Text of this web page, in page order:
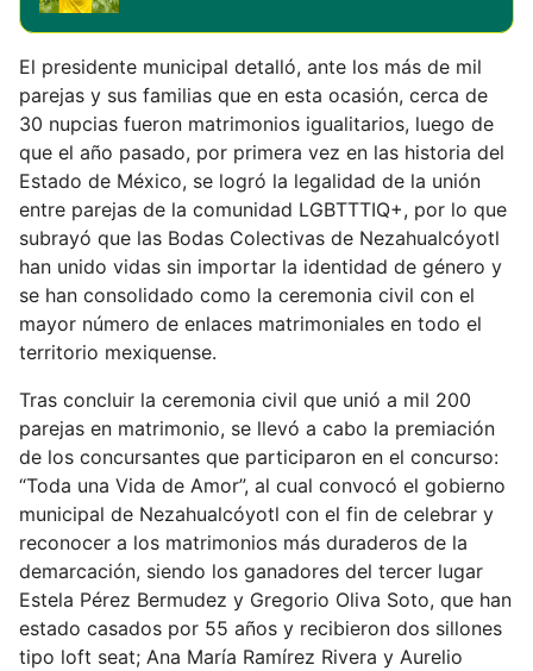
El presidente municipal detalló, ante los más de mil
parejas y sus familias que en esta ocasión, cerca de
30 nupcias fueron matrimonios igualitarios, luego de
que el año pasado, por primera vez en las historia del
Estado de México, se logró la legalidad de la unión
entre parejas de la comunidad LGBTTTIQ+, por lo que
subrayó que las Bodas Colectivas de Nezahualcóyotl
han unido vidas sin importar la identidad de género y
se han consolidado como la ceremonia civil con el
mayor número de enlaces matrimoniales en todo el
territorio mexiquense.
Tras concluir la ceremonia civil que unió a mil 200
parejas en matrimonio, se llevó a cabo la premiación
de los concursantes que participaron en el concurso:
“Toda una Vida de Amor”, al cual convocó el gobierno
municipal de Nezahualcóyotl con el fin de celebrar y
reconocer a los matrimonios más duraderos de la
demarcación, siendo los ganadores del tercer lugar
Estela Pérez Bermudez y Gregorio Oliva Soto, que han
estado casados por 55 años y recibieron dos sillones
tipo loft seat; Ana María Ramírez Rivera y Aurelio